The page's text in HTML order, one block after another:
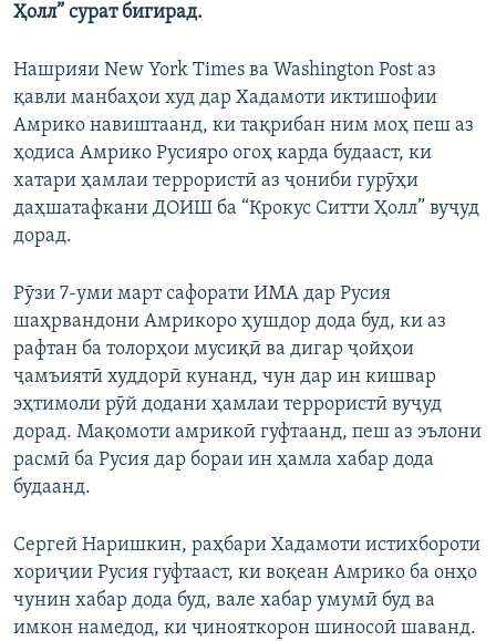
Ҳолл” сурат бигирад.
Нашрияи New York Times ва Washington Post аз
қавли манбаҳои худ дар Хадамоти иктишофии
Амрико навиштаанд, ки тақрибан ним моҳ пеш аз
ҳодиса Амрико Русияро огоҳ карда будааст, ки
хатари ҳамлаи террористӣ аз ҷониби гурӯҳи
даҳшатафкани ДОИШ ба “Крокус Ситти Ҳолл” вуҷуд
дорад.
Рӯзи 7-уми март сафорати ИМА дар Русия
шаҳрвандони Амрикоро ҳушдор дода буд, ки аз
рафтан ба толорҳои мусиқӣ ва дигар ҷойҳои
ҷамъиятӣ худдорӣ кунанд, чун дар ин кишвар
эҳтимоли рӯй додани ҳамлаи террористӣ вуҷуд
дорад. Мақомоти амрикоӣ гуфтаанд, пеш аз эълони
расмӣ ба Русия дар бораи ин ҳамла хабар дода
будаанд.
Сергей Наришкин, раҳбари Хадамоти истихбороти
хориҷии Русия гуфтааст, ки воқеан Амрико ба онҳо
чунин хабар дода буд, вале хабар умумӣ буд ва
имкон намедод, ки ҷинояткорон шиносоӣ шаванд.